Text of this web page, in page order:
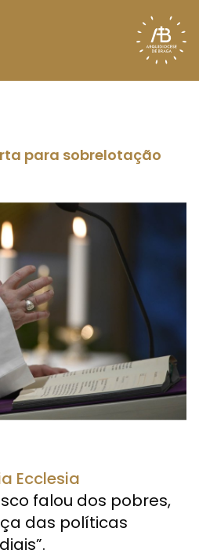
para sobrelotação
Ecclesia
falou dos pobres,
das políticas